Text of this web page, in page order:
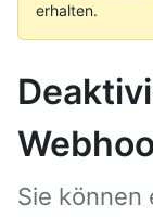
erhalten.
Sie können